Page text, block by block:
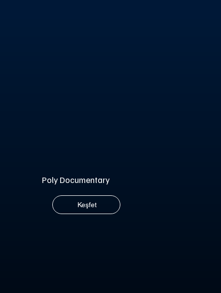
Poly Documentary
Keşfet